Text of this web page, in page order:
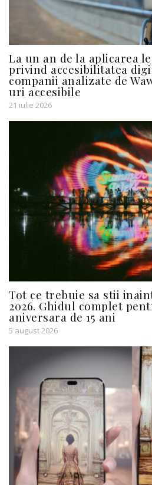
La un an de la aplicarea
privind accesibilitatea
companii analizate de
uri accesibile
21 iulie 2026
Tot ce trebuie sa stii
2026. Ghidul complet
aniversara de 15 ani
5 august 2026